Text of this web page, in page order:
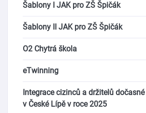
Šablony I JAK pro ZŠ Špičák
Šablony II JAK pro ZŠ Špičák
O2 Chytrá škola
eTwinning
Integrace cizinců a držitelů
v České Lípě v roce 2025